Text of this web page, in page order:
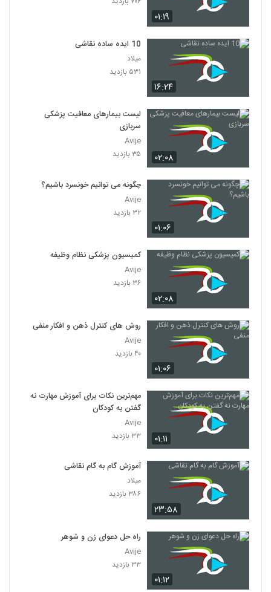
۰۱:۱۹
۱۶:۲۴
10 ایده ساده نقاشی
میلاد
۵۳۱ بازدید
۰۲:۰۸
لیست بیمارهای معافیت پزشکی
سربازی
Avije
۳۵ بازدید
۰۱:۰۶
چگونه می توانیم خونسرد باشیم؟
Avije
۳۲ بازدید
۰۲:۰۸
کمیسیون پزشکی نظام وظیفه
Avije
۳۶ بازدید
۰۱:۰۶
روش های کنترل ذهن و افکار منفی
Avije
۴۰ بازدید
۰۱:۱۱
مهم‌ترین نکات برای آموزش مهارت نه
گفتن به کودکان
Avije
۳۳ بازدید
۲۳:۵۸
آموزش گام به گام نقاشی
میلاد
۳۸۶ بازدید
۰۱:۱۲
راه حل دعوای زن و شوهر
Avije
۳۳ بازدید